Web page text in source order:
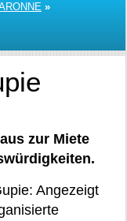
»
zur Miete
Angezeigt